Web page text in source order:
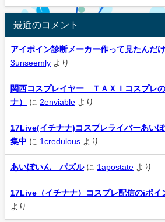
最近のコメント
アイポイン診断メーカー作って見たんだ
3unseemly より
関西コスプレイヤー ＴＡＸＩコスプレ
ナ）
に 2enviable より
17Live(イチナナ)コスプレライバーあい
集中 に 1credulous より
あいぽいん パズルに 1apostate より
17Live（イチナナ）コスプレ配信のiポイ
より